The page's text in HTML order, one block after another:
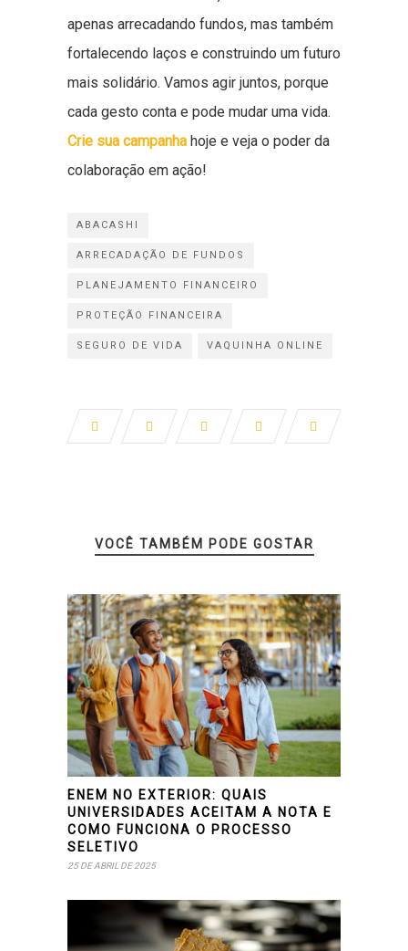
apenas arrecadando fundos, mas também
fortalecendo laços e construindo um futuro
mais solidário. Vamos agir juntos, porque
cada gesto conta e pode mudar uma vida.
Crie sua campanha hoje e veja o poder da
colaboração em ação!
ABACASHI
ARRECADAÇÃO DE FUNDOS
PLANEJAMENTO FINANCEIRO
PROTEÇÃO FINANCEIRA
SEGURO DE VIDA VAQUINHA ONLINE
VOCÊ TAMBÉM PODE GOSTAR
ENEM NO EXTERIOR: QUAIS
UNIVERSIDADES ACEITAM A NOTA E
COMO FUNCIONA O PROCESSO
SELETIVO
25 DE ABRIL DE 2025